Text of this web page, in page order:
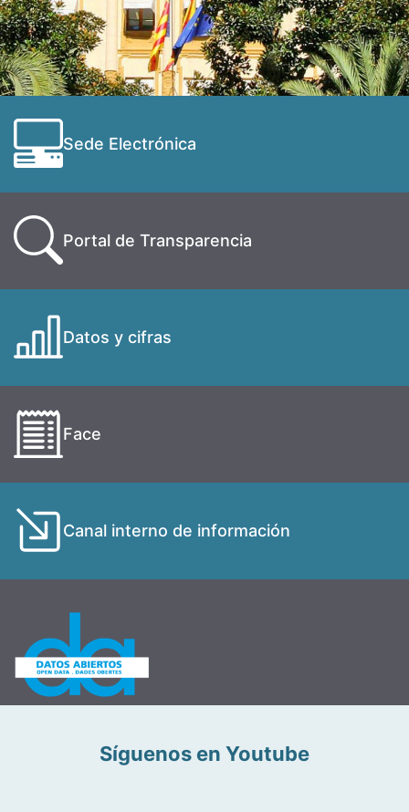
Sede Electrónica
Portal de Transparencia
Datos y cifras
Face
Canal interno de información
Síguenos en Youtube